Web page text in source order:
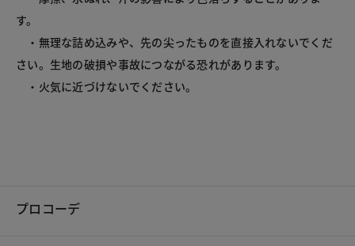
す。
・無理な詰め込みや、先の尖ったものを直接入れないでくだ
さい。生地の破損や事故につながる恐れがあります。
・火気に近づけないでください。
プロコーデ